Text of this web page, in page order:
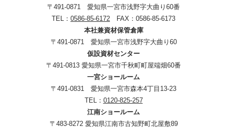
〒491-0871 愛知県一宮市浅野字大曲り60番
TEL： 0586-85-6172 FAX：0586-85-6173
本社兼資材保管倉庫
〒491-0871 愛知県一宮市浅野字大曲り60
仮設資材センター
〒491-0813 愛知県一宮市千秋町町屋端畑60番
一宮ショールーム
〒491-0831 愛知県一宮市森本4丁目13-23
TEL： 0120-825-257
江南ショールーム
〒483-8272 愛知県江南市古知野町北屋敷89